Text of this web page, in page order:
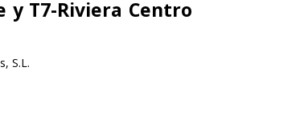
T7-Riviera Centro
S.L.